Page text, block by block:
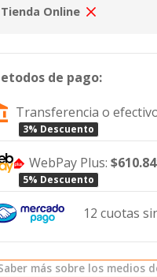
Tienda Online
de pago:
Transferencia o
3% Descuento
WebPay Plus:
5% Descuento
12 cuotas
más sobre los medios